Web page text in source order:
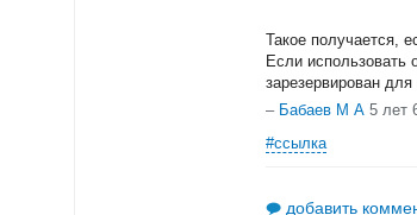
Такое получается,
Если использовать
зарезервирован
– Бабаев М А 5 лет
#ссылка
добавить